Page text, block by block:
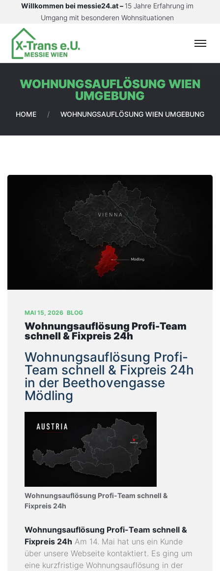
Willkommen bei messie24.at – 15 Jahre Erfahrung im
Umgang mit besonderen Wohnsituationen
S
T
WOHNUNGSAUFLÖSUNG WIEN
UMGEBUNG
HOME / WOHNUNGSAUFLÖSUNG WIEN UMGEBUNG
MAI 15, 2026 BLOG
Wohnungsauflösung Profi-Team
schnell & Fixpreis 24h
Wohnungsauflösung Profi-
Team schnell & Fixpreis 24h
in der Beethovengasse
Mödling
Wohnungsauflösung Profi-Team schnell &
Fixpreis 24h
Wohnungsauflösung Profi-Team schnell &
Fixpreis 24h Am 14. Mai hat uns ein Kunde
über unsere Webseite kontaktiert. Es ging um
eine kurzfristige Wohnungsauflösung in der